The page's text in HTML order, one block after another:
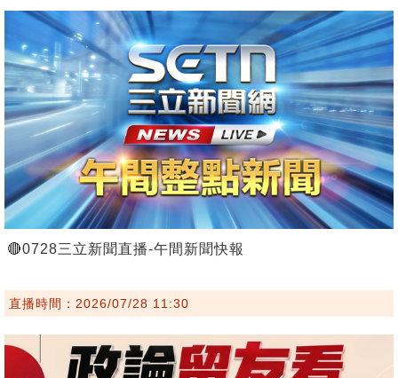
🔴0728三立新聞直播-午間新聞快報
直播時間：2026/07/28 11:30